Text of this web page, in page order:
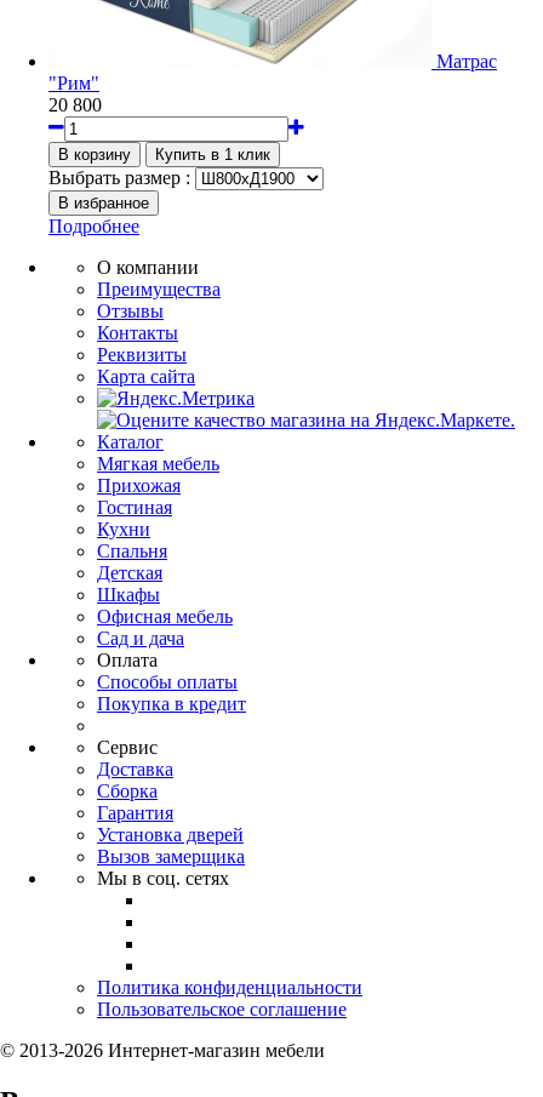
Матрас
"Рим"
20 800
Выбрать размер :
Подробнее
О компании
Преимущества
Отзывы
Контакты
Реквизиты
Карта сайта
Каталог
Мягкая мебель
Прихожая
Гостиная
Кухни
Спальня
Детская
Шкафы
Офисная мебель
Сад и дача
Оплата
Способы оплаты
Покупка в кредит
Сервис
Доставка
Сборка
Гарантия
Установка дверей
Вызов замерщика
Мы в соц. сетях
Политика конфиденциальности
Пользовательское соглашение
© 2013-2026 Интернет-магазин мебели